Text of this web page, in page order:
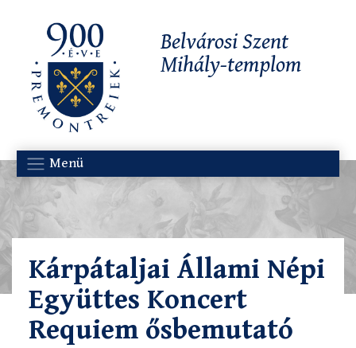
Belvárosi Szent
Mihály-templom
Menü
Kárpátaljai Állami Népi
Együttes Koncert
Requiem ősbemutató